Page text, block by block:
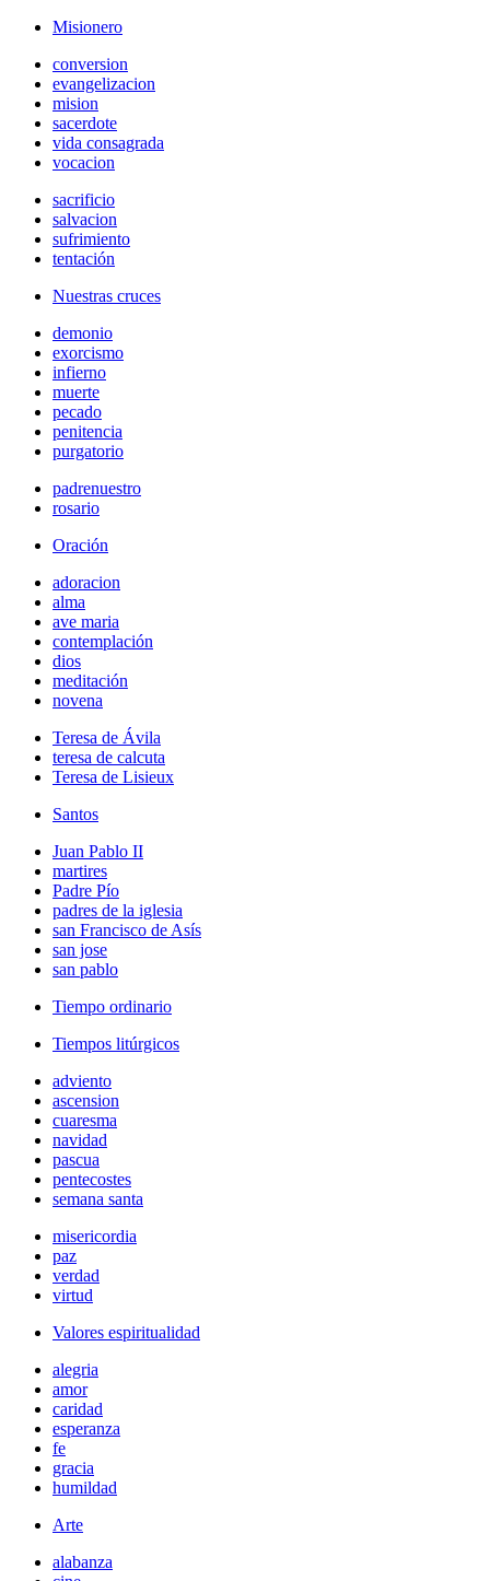
Misionero
conversion
evangelizacion
mision
sacerdote
vida consagrada
vocacion
sacrificio
salvacion
sufrimiento
tentación
Nuestras cruces
demonio
exorcismo
infierno
muerte
pecado
penitencia
purgatorio
padrenuestro
rosario
Oración
adoracion
alma
ave maria
contemplación
dios
meditación
novena
Teresa de Ávila
teresa de calcuta
Teresa de Lisieux
Santos
Juan Pablo II
martires
Padre Pío
padres de la iglesia
san Francisco de Asís
san jose
san pablo
Tiempo ordinario
Tiempos litúrgicos
adviento
ascension
cuaresma
navidad
pascua
pentecostes
semana santa
misericordia
paz
verdad
virtud
Valores espiritualidad
alegria
amor
caridad
esperanza
fe
gracia
humildad
Arte
alabanza